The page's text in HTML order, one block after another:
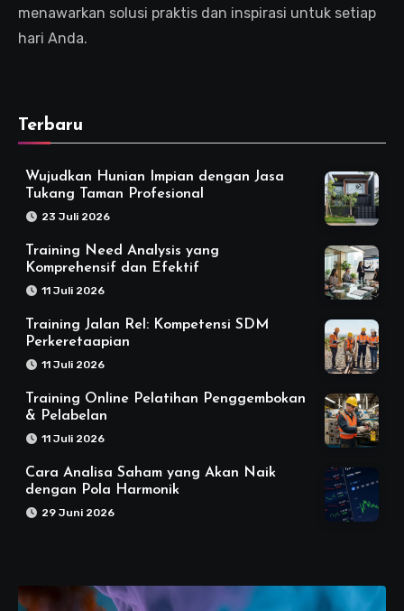
menawarkan solusi praktis dan inspirasi untuk setiap
hari Anda.
Terbaru
Wujudkan Hunian Impian dengan Jasa
Tukang Taman Profesional
23 Juli 2026
Training Need Analysis yang
Komprehensif dan Efektif
11 Juli 2026
Training Jalan Rel: Kompetensi SDM
Perkeretaapian
11 Juli 2026
Training Online Pelatihan Penggembokan
& Pelabelan
11 Juli 2026
Cara Analisa Saham yang Akan Naik
dengan Pola Harmonik
29 Juni 2026